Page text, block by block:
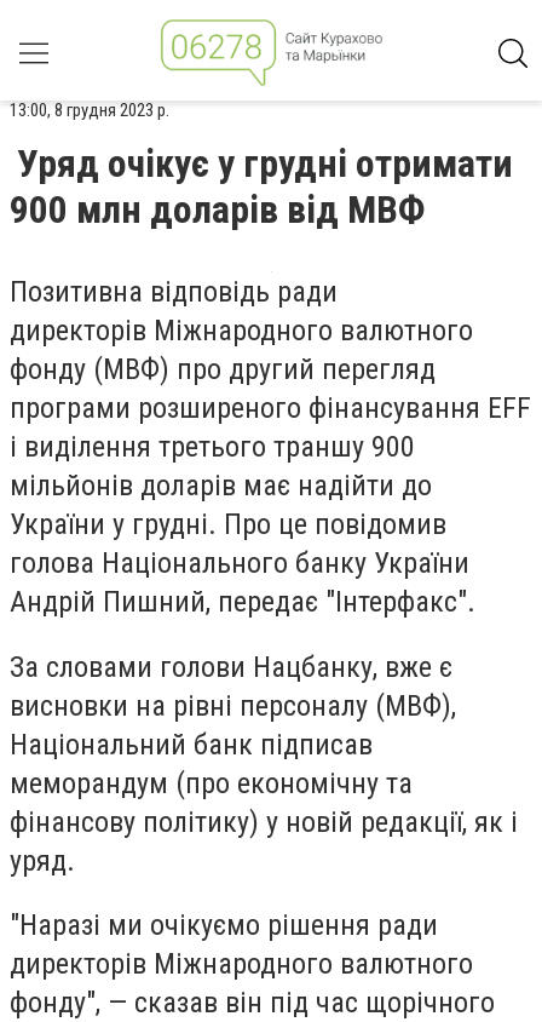
13:00, 8 грудня 2023 р.
Уряд очікує у грудні отримати
900 млн доларів від МВФ
Позитивна відповідь ради
директорів Міжнародного валютного
фонду (МВФ) про другий перегляд
програми розширеного фінансування EFF
і виділення третього траншу 900
мільйонів доларів має надійти до
України у грудні. Про це повідомив
голова Національного банку України
Андрій Пишний, передає "Інтерфакс".
За словами голови Нацбанку, вже є
висновки на рівні персоналу (МВФ),
Національний банк підписав
меморандум (про економічну та
фінансову політику) у новій редакції, як і
уряд.
"Наразі ми очікуємо рішення ради
директорів Міжнародного валютного
фонду", — сказав він під час щорічного